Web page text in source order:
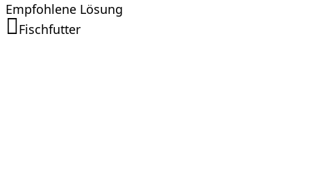
Empfohlene Lösung
Fischfutter